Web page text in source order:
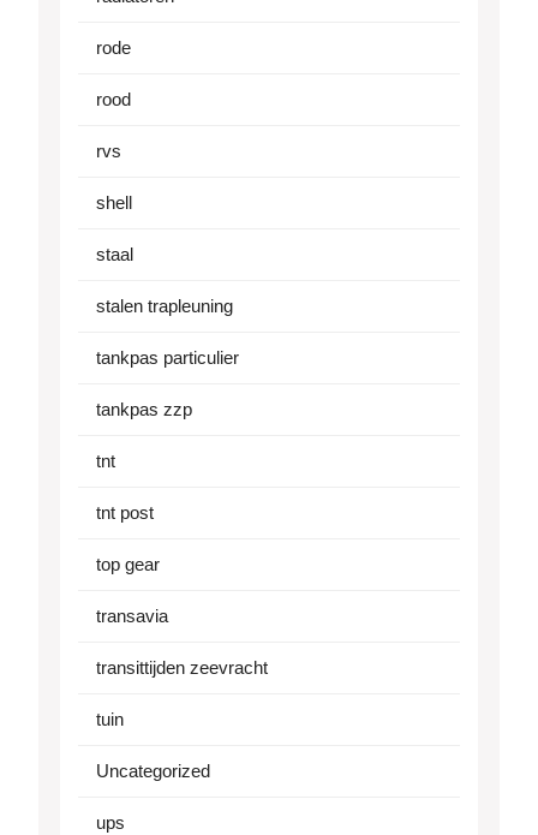
rode
rood
rvs
shell
staal
stalen trapleuning
tankpas particulier
tankpas zzp
tnt
tnt post
top gear
transavia
transittijden zeevracht
tuin
Uncategorized
ups